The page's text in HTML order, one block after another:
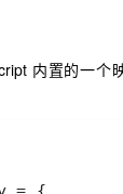
内置的一个